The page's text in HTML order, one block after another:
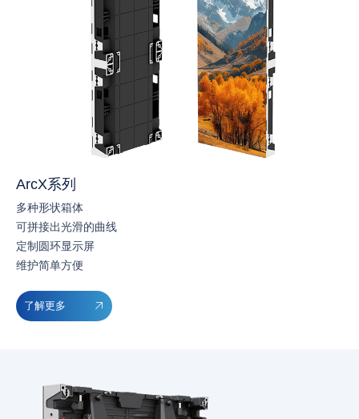
ArcX系列
多种形状箱体
可拼接出光滑的曲线
定制圆环显示屏
维护简单方便
了解更多